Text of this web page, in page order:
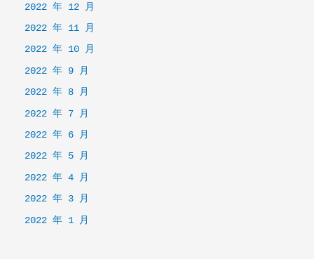
2022 年 12 月
2022 年 11 月
2022 年 10 月
2022 年 9 月
2022 年 8 月
2022 年 7 月
2022 年 6 月
2022 年 5 月
2022 年 4 月
2022 年 3 月
2022 年 1 月